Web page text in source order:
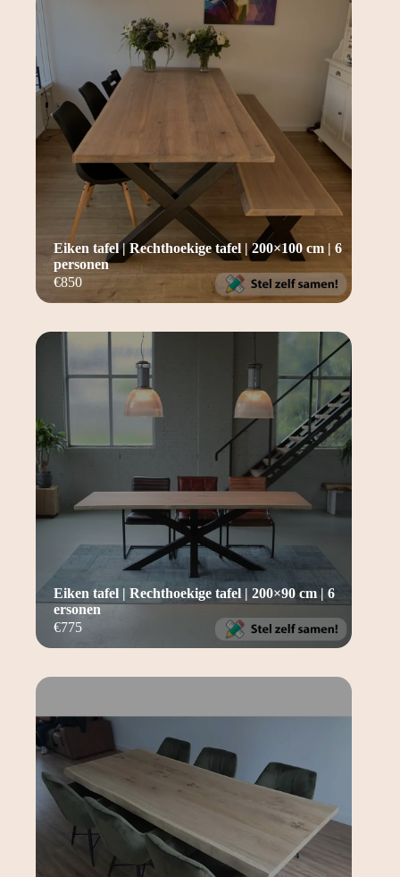
€850
Eiken tafel | Rechthoekige tafel | 200×100 cm | 6
personen
€775
Eiken tafel | Rechthoekige tafel | 200×90 cm | 6
ersonen